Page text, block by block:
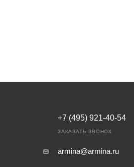
+7 (495) 921-40-54
ЗАКАЗАТЬ ЗВОНОК
armina@armina.ru